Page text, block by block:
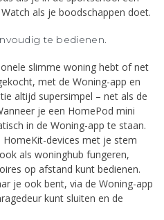
als je boodschappen doet.
te bedienen.
slimme woning hebt of net
met de Woning-app en
altijd supersimpel – net als de
je een HomePod mini
in de Woning-app te staan.
devices met je stem
als woninghub fungeren,
op afstand kunt bedienen.
je ook bent, via de Woning-app
kunt sluiten en de